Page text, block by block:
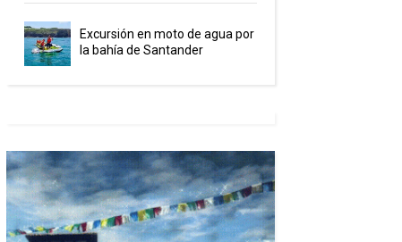
Excursión en moto de agua por
la bahía de Santander